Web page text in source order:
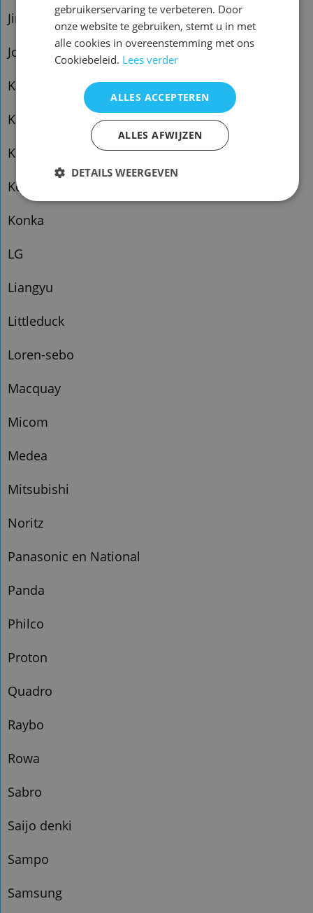
Jinsong
Johnson
Kangli
Kelong
Klimatair
Kolin
Konka
LG
Liangyu
Littleduck
Loren-sebo
Macquay
Micom
Medea
Mitsubishi
Noritz
Panasonic en National
Panda
Philco
Proton
Quadro
Raybo
Rowa
Sabro
Saijo denki
Sampo
Samsung
gebruikerservaring te verbeteren. Door
onze website te gebruiken, stemt u in met
alle cookies in overeenstemming met ons
Cookiebeleid. Lees verder
ALLES ACCEPTEREN
ALLES AFWIJZEN
DETAILS WEERGEVEN